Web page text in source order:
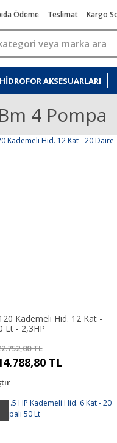
Ödeme Teslimat Kargo
HIDROFOR AKSESUARLARI
4 Pompa
Kademeli Hid. 12 Kat -
Lt - 2,3HP
TL
TL